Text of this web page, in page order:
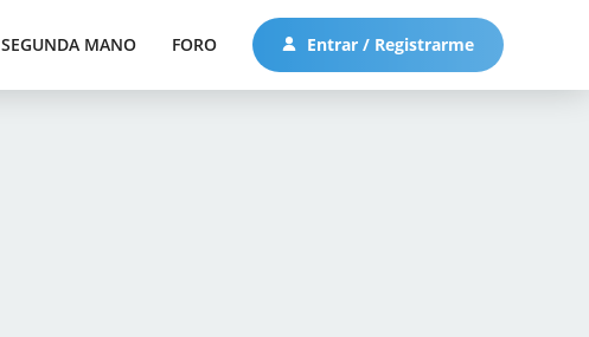
SEGUNDA MANO FORO Entrar / Registrarme